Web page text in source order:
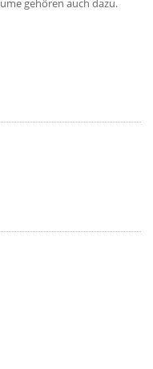
gehören auch dazu.